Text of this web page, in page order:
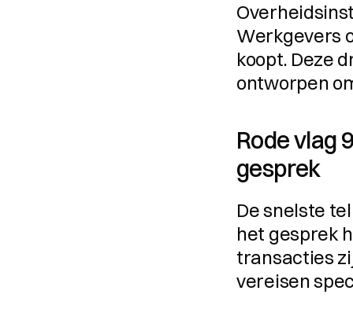
Werkgevers
koopt. Deze
ontworpen
Rode vlag
gesprek
De snelste
het gesprek
transacties
vereisen